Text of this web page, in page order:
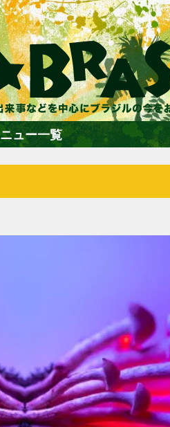
ホーム
ァション
サッカー
PEOPLE
ュー一覧